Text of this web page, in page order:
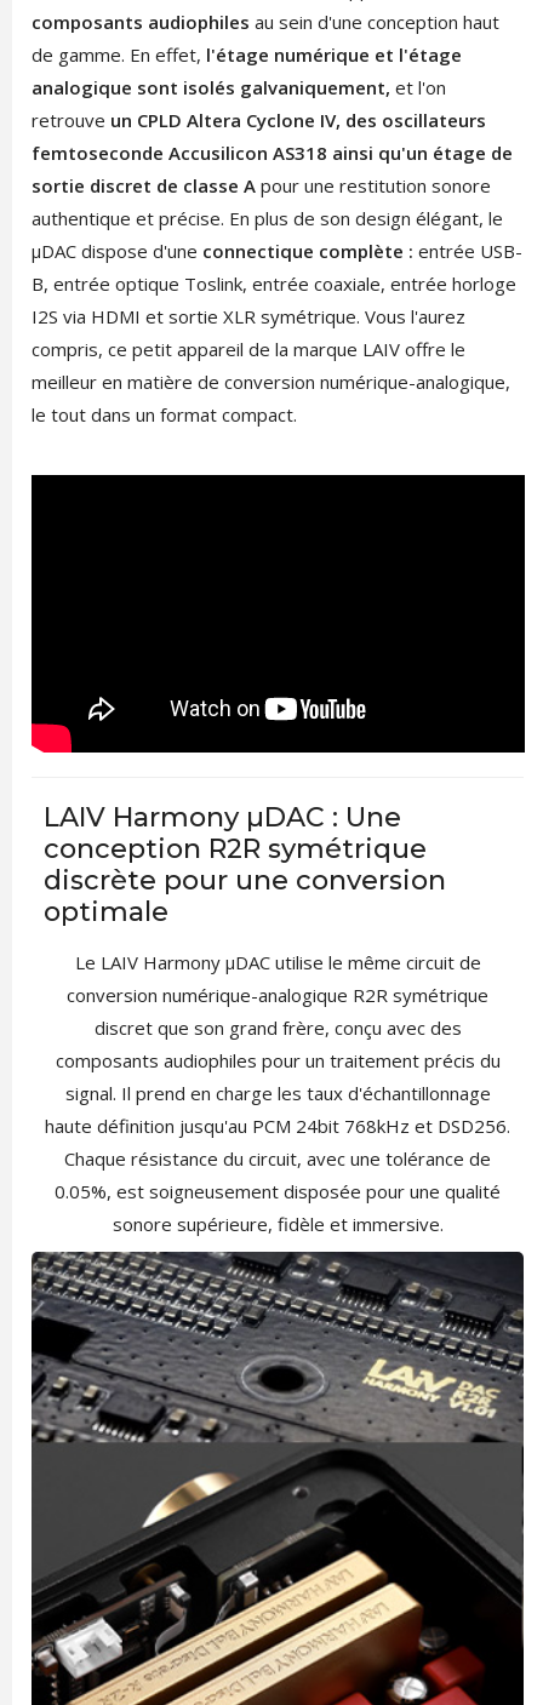
composants audiophiles au sein d'une conception haut
de gamme. En effet, l'étage numérique et l'étage
analogique sont isolés galvaniquement, et l'on
retrouve un CPLD Altera Cyclone IV, des oscillateurs
femtoseconde Accusilicon AS318 ainsi qu'un étage de
sortie discret de classe Apour une restitution sonore
authentique et précise. En plus de son design élégant, le
µDAC dispose d'une connectique complète : entrée USB-
B, entrée optique Toslink, entrée coaxiale, entrée horloge
I2S via HDMI et sortie XLR symétrique. Vous l'aurez
compris, ce petit appareil de la marque LAIV offre le
meilleur en matière de conversion numérique-analogique,
le tout dans un format compact.
LAIV Harmony µDAC : Une
conception R2R symétrique
discrète pour une conversion
optimale
Le LAIV Harmony µDAC utilise le même circuit de
conversion numérique-analogique R2R symétrique
discret que son grand frère, conçu avec des
composants audiophiles pour un traitement précis du
signal. Il prend en charge les taux d'échantillonnage
haute définition jusqu'au PCM 24bit 768kHz et DSD256.
Chaque résistance du circuit, avec une tolérance de
0.05%, est soigneusement disposée pour une qualité
sonore supérieure, fidèle et immersive.